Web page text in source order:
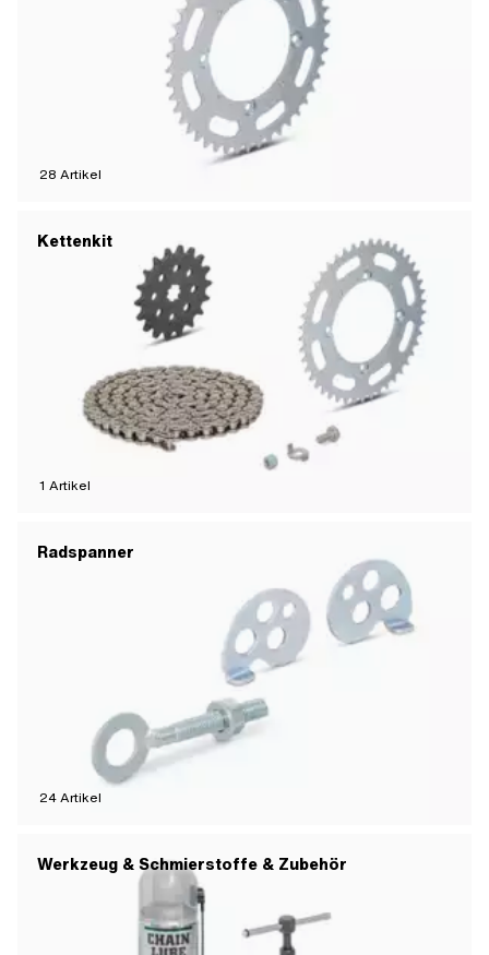
28 Artikel
Kettenkit
1 Artikel
Radspanner
24Artikel
Werkzeug & Schmierstoffe & Zubehör